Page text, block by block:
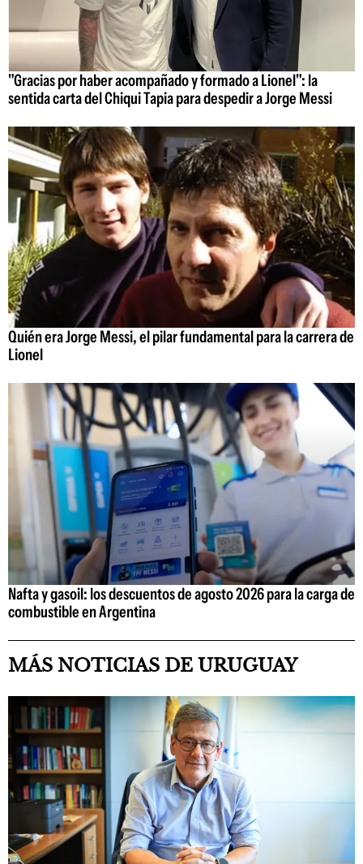
"Gracias por haber acompañado y formado a Lionel": la
sentida carta del Chiqui Tapia para despedir a Jorge Messi
Quién era Jorge Messi, el pilar fundamental para la carrera de
Lionel
Nafta y gasoil: los descuentos de agosto 2026 para la carga de
combustible en Argentina
MÁS NOTICIAS DE URUGUAY